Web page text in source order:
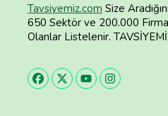
Tavsiyemiz.com Size
650 Sektör ve 200.000 Firma
Olanlar Listelenir.